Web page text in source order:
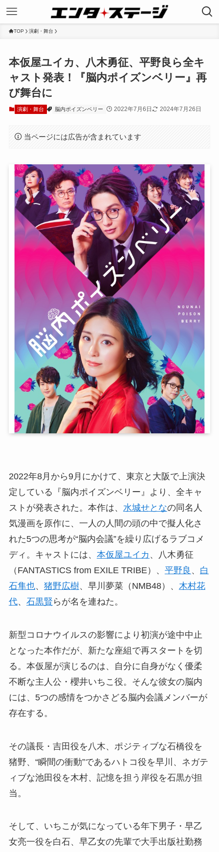
TOP 演劇・舞台
本仮屋ユイカ、八木勇征、平野良ら全キ
ャスト発表！『脳内ポイズンベリー』再
び舞台に
演劇・舞台 脳内ポイズンベリー 2022年7月6日 2024年7月26日
当ページには広告が含まれています
2022年8月から9月にかけて、東京と大阪で上演決
定している『脳内ポイズンベリー』より、全キャ
ストが発表された。本作は、 水城せとなの同名人
気漫画を原作に、一人の人間の頭の中で擬人化さ
れた5つの思考が“脳内会議”を繰り広げるラブコメ
ディ。キャストには、 本仮屋ユイカ 、八木勇征
（FANTASTICS from EXILE TRIBE）、 平野良 、 白
石隼也、 猪野広樹、早川夢菜（NMB48）、 木村花
代、 石黒賢 らが名を連ねた。
新型コロナウイルスの影響により初演が途中中止
となった本作だが、新たな座組で再スタートを切
る。本仮屋が演じるのは、自分に自身がなく優柔
不断な主人公・櫻井いちこ役。そんな彼女の脳内
には、5つの感情をつかさどる脳内会議メンバーが
存在する。
その議長・吉田役を八木、ポジティブな石橋役を
猪野、“瞬間の衝動”であるハトコ役を早川、ネガテ
ィブな池田役を木村、記憶を担う岸役を石黒が担
当。
そして、いちこが気になっている年下男子・早乙
女亮一役を白石、早乙女の先輩で大手出版社勤務